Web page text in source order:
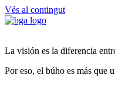
Vés al contingut
La visión es la diferencia
Por eso, el búho es más que